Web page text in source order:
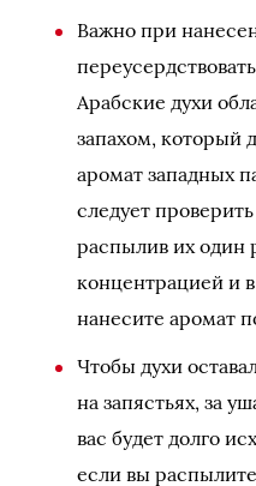
Важно при
Арабские духи
запахом, который
аромат западных
следует
распылив их один
концентрацией и
нанесите аромат
Чтобы духи
на запястьях, за
вас будет долго
если вы